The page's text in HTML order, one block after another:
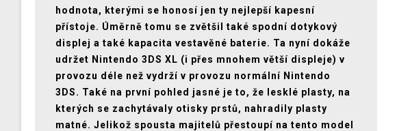
hodnota, kterými se honosí jen ty nejlepší kapesní
přístoje. Úměrně tomu se zvětšil také spodní dotykový
displej a také kapacita vestavěné baterie. Ta nyní dokáže
udržet Nintendo 3DS XL (i přes mnohem větší displeje) v
provozu déle než vydrží v provozu normální Nintendo
3DS. Také na první pohled jasné je to, že lesklé plasty, na
kterých se zachytávaly otisky prstů, nahradily plasty
matné. Jelikož spousta majitelů přestoupí na tento model